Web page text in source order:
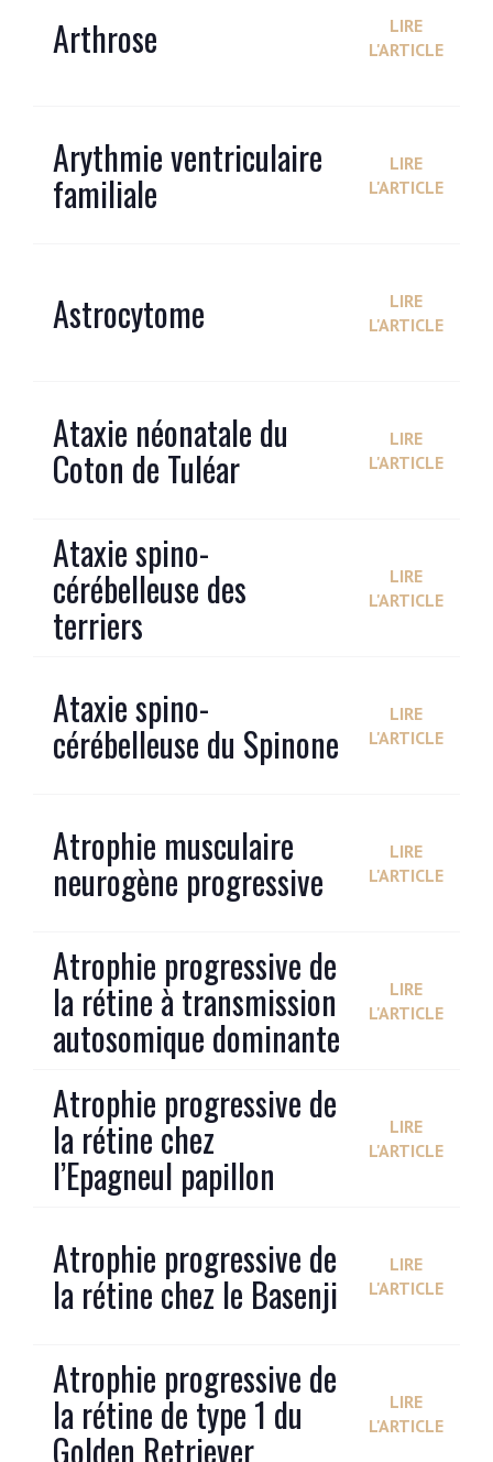
Arthrose
LIRE
L'ARTICLE
Arythmie ventriculaire
familiale
LIRE
L'ARTICLE
Astrocytome
LIRE
L'ARTICLE
Ataxie néonatale du
Coton de Tuléar
LIRE
L'ARTICLE
Ataxie spino-
cérébelleuse des
terriers
LIRE
L'ARTICLE
Ataxie spino-
cérébelleuse du Spinone
LIRE
L'ARTICLE
Atrophie musculaire
neurogène progressive
LIRE
L'ARTICLE
Atrophie progressive de
la rétine à transmission
autosomique dominante
LIRE
L'ARTICLE
Atrophie progressive de
la rétine chez
l’Epagneul papillon
LIRE
L'ARTICLE
Atrophie progressive de
la rétine chez le Basenji
LIRE
L'ARTICLE
Atrophie progressive de
la rétine de type 1 du
Golden Retriever
LIRE
L'ARTICLE